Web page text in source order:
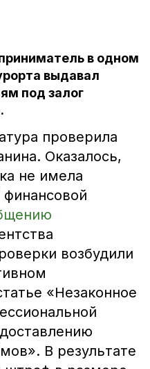
в одном
выдавал
под залог
проверила
Оказалось,
не имела
финансовой
возбудили
«Незаконное
В результате